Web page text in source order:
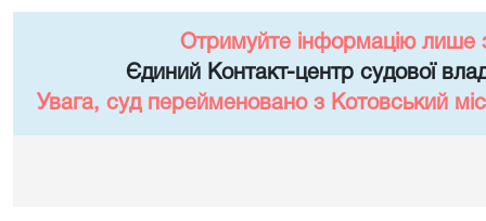
Отримуйте інформацію лише
Єдиний Контакт-центр судової
Увага, суд перейменовано з Котовський